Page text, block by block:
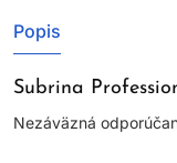
Popis
Subrina
Nezáväzná